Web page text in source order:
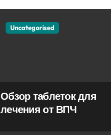
Uncategorised
Обзор таблеток для
лечения от ВПЧ